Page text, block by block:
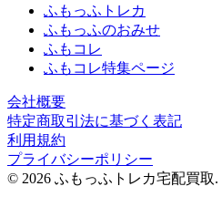
ふもっふトレカ
ふもっふのおみせ
ふもコレ
ふもコレ特集ページ
会社概要
特定商取引法に基づく表記
利用規約
プライバシーポリシー
© 2026 ふもっふトレカ宅配買取.